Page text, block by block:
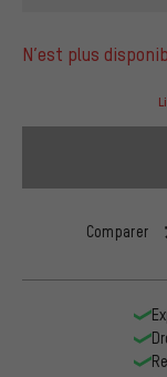
n’est plus
Comparer